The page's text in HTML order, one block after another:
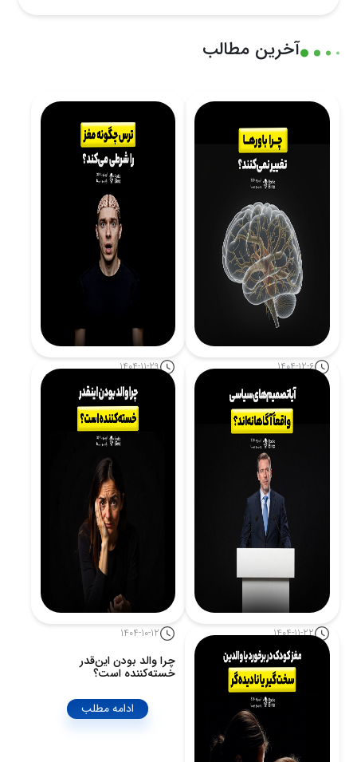
آخرین مطالب
1404-12-6
چرا باورها تغییر نمی‌کنند؟
نگاه علوم اعصاب
ادامه مطلب
1404-11-29
ترس چگونه مغز را شرطی
ادامه مطلب
1404-11-22
آیا تصمیم‌های سیاسی واقعاً
آگاهانه‌اند؟
ادامه مطلب
1404-10-12
چرا والد بودن این‌قدر
خسته‌کننده است؟
ادامه مطلب